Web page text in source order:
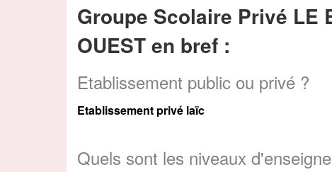
Groupe Scolaire Privé LE
OUEST en bref :
Etablissement public ou privé ?
Etablissement privé laïc
Quels sont les niveaux